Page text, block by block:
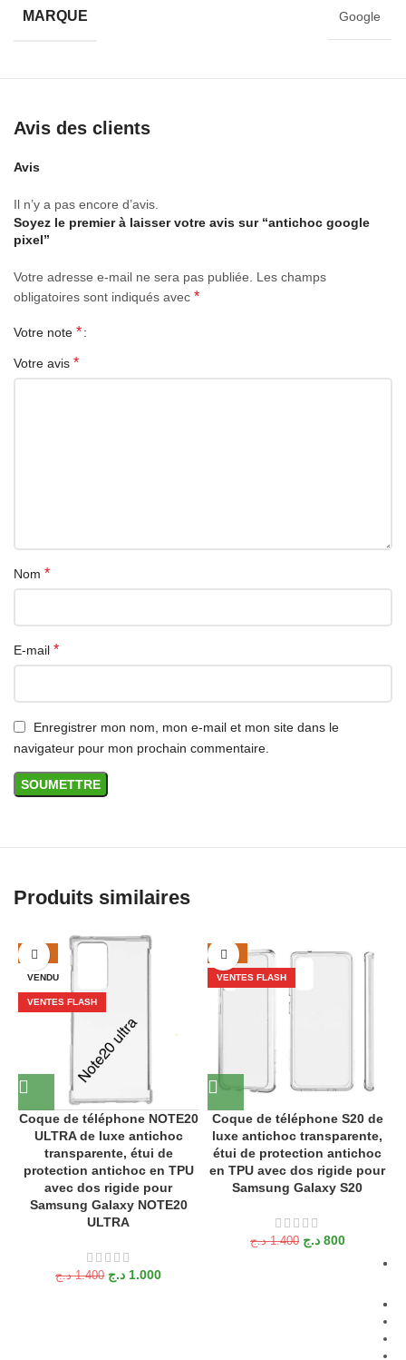
salissures
utilisation facile
Bords adoucissants et renforcés efficacement résistants aux
chocs et faciles à installer et à enlever
Conception spéciale face à face, clipsez bien le câble de charge
La lunette surélevée aide à protéger l’écran et l’objectif de
l’appareil photo
Super mince et léger, pas de sensation de volume
MARQUE Google
Avis des clients
Avis
Il n’y a pas encore d’avis.
Soyez le premier à laisser votre avis sur “antichoc google
pixel”
Votre adresse e-mail ne sera pas publiée.
Les champs
obligatoires sont indiqués avec *
Votre note *
Votre avis *
Nom *
E-mail *
Enregistrer mon nom, mon e-mail et mon site dans le
navigateur pour mon prochain commentaire.
Produits similaires
-29%
VENDU
VENTES FLASH
Coque de téléphone NOTE20
ULTRA de luxe antichoc
transparente, étui de
protection antichoc en TPU
avec dos rigide pour
Samsung Galaxy NOTE20
ULTRA
1.400 د.ج 1.000 د.ج
-43%
VENTES FLASH
Coque de téléphone S20 de
luxe antichoc transparente,
étui de protection antichoc
en TPU avec dos rigide pour
Samsung Galaxy S20
1.400 د.ج 800 د.ج